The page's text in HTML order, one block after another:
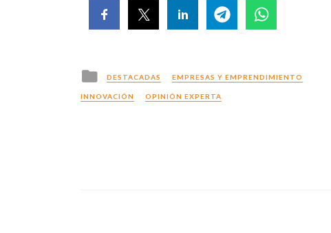
Posted
in
DESTACADAS EMPRESAS Y EMPRENDIMIENTO
INNOVACIÓN OPINIÓN EXPERTA